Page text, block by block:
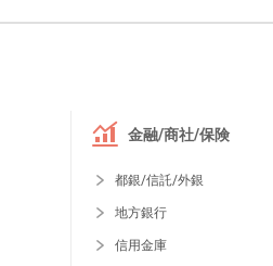
金融/商社/保険
都銀/信託/外銀
地方銀行
信用金庫